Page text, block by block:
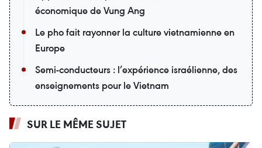
économique de Vung Ang
Le pho fait rayonner la culture vietnamienne en
Europe
Semi-conducteurs : l’expérience israélienne, des
enseignements pour le Vietnam
SUR LE MÊME SUJET